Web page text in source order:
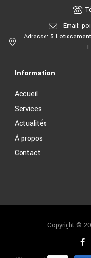
Email:
Adresse: 5
Information
Accueil
Services
Actualités
À propos
Contact
Copyright ©